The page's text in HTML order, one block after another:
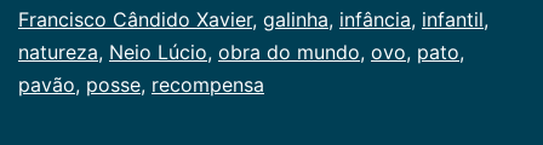
Francisco Cândido Xavier, galinha, infância, infantil,
natureza, Neio Lúcio, obra do mundo, ovo, pato,
pavão, posse, recompensa